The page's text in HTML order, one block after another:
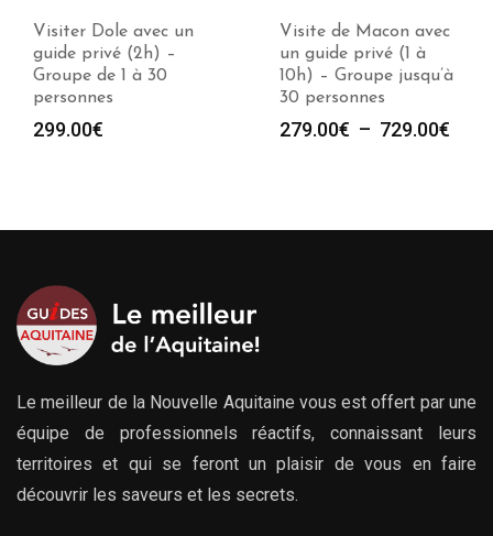
Visite de Macon avec
un guide privé (1 à
10h) – Groupe jusqu’à
30 personnes
279.00€
à
Visite de Avallon avec
un guide privé (1 à
10h) – Groupe jusqu’à
30 personnes
279.00€ – 729.00€
à
Le meilleur de la Nouvelle Aquitaine vous est offert par une
équipe de professionnels réactifs, connaissant leurs
territoires et qui se feront un plaisir de vous en faire
découvrir les saveurs et les secrets.